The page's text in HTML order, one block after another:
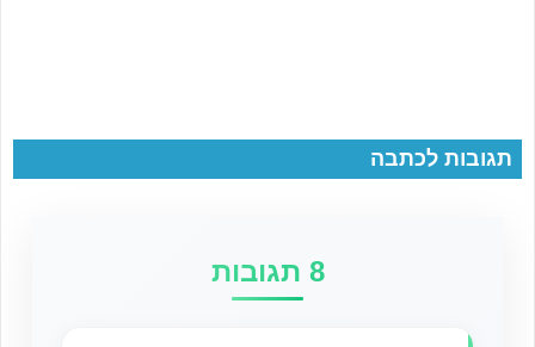
תגובות לכתבה
8 תגובות